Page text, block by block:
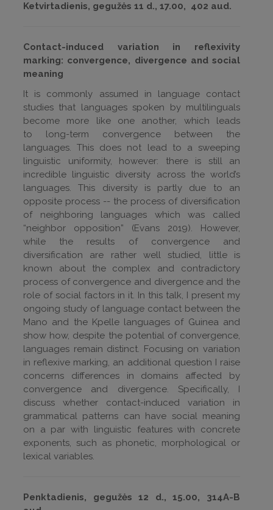
Ketvirtadienis, gegužės 11 d., 17.00, 402 aud.
Contact-induced variation in reflexivity
marking: convergence, divergence and social
meaning
It is commonly assumed in language contact
studies that languages spoken by multilinguals
become more like one another, which leads
to long-term convergence between the
languages. This does not lead to a sweeping
linguistic uniformity, however: there is still an
incredible linguistic diversity across the world’s
languages. This diversity is partly due to an
opposite process -- the process of diversification
of neighboring languages which was called
“neighbor opposition” (Evans 2019). However,
while the results of convergence and
diversification are rather well studied, little is
known about the complex and contradictory
process of convergence and divergence and the
role of social factors in it. In this talk, I present my
ongoing study of language contact between the
Mano and the Kpelle languages of Guinea and
show how, despite the potential of convergence,
languages remain distinct. Focusing on variation
in reflexive marking, an additional question I raise
concerns differences in domains affected by
convergence and divergence. Specifically, I
discuss whether contact-induced variation in
grammatical patterns can have social meaning
on a par with linguistic features with concrete
exponents, such as phonetic, morphological or
lexical variables.
Penktadienis, gegužės 12 d., 15.00, 314A-B